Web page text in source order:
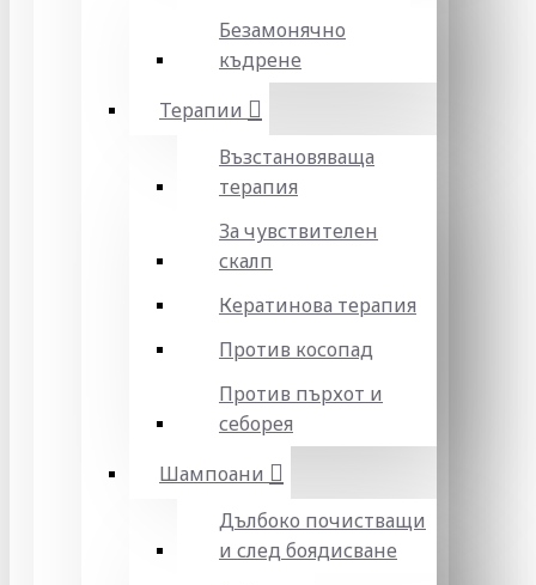
Безамонячно
къдрене
Терапии
Възстановяваща
терапия
За чувствителен
скалп
Кератинова терапия
Против косопад
Против пърхот и
себорея
Шампоани
Дълбоко почистващи
и след боядисване